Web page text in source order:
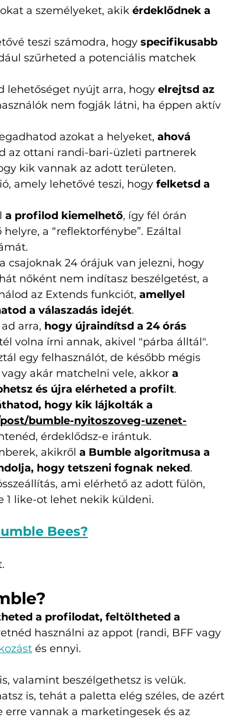
a személyeket, akik érdeklődnek a
teszi számodra, hogy specifikusabb
szűrheted a potenciális matchek
lehetőséget nyújt arra, hogy elrejtsd az
nem fogják látni, ha éppen aktív
azokat a helyeket, ahová
az ottani randi-bari-üzleti partnerek
kik vannak az adott területen.
amely lehetővé teszi, hogy felketsd a
a profilod kiemelhető, így fél órán
a “reflektorfénybe”. Ezáltal
csajoknak 24 órájuk van jelezni, hogy
nőként nem indítasz beszélgetést, a
az Extends funkciót, amellyel
a válaszadás idejét.
arra, hogy újraindítsd a 24 órás
volna írni annak, akivel "párba álltál".
egy felhasználót, de később mégis
akár matchelni vele, akkor a
és újra elérheted a profilt.
hogy kik lájkolták a
bumble-nyitoszoveg-uzenet-
érdeklődsz-e irántuk.
akikről a Bumble algoritmusa a
hogy tetszeni fognak neked.
ami elérhető az adott fülön,
1 like-ot lehet nekik küldeni.
Bees?
a profilodat, feltöltheted a
használni az appot (randi, BFF vagy
és ennyi.
valamint beszélgethetsz is velük.
is, tehát a paletta elég széles, de azért
vannak a marketingesek és az